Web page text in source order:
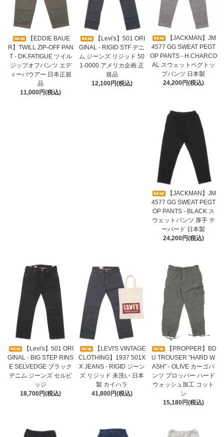
【EDDIE BAUE
R】TWILL ZIP-OFF PAN
T - DK.FATIGUE ツイル
ジップオフパンツ エデ
ィーバウアー 日本正規
品
11,000円(税込)
【Levi's】501 ORI
GINAL - RIGID STF デニ
ム ジーンズ リジッド 50
1-0000 アメリカ企画 正
規品
12,100円(税込)
【JACKMAN】JM
4577 GG SWEAT PEGT
OP PANTS - H.CHARCO
AL スウェットペグトッ
プパンツ 日本製
24,200円(税込)
【JACKMAN】JM
4577 GG SWEAT PEGT
OP PANTS - BLACK ス
ウェットパンツ 厚手 テ
ーパード 日本製
24,200円(税込)
【Levi's】501 ORI
GINAL - BIG STEP RINS
E SELVEDGE ブラック
デニム ジーンズ セルビ
ッジ
18,700円(税込)
【LEVI'S VINTAGE
CLOTHING】1937 501X
X JEANS - RIGID ジーン
ズ リジッド 未洗い 日本
製 カイハラ
41,800円(税込)
【PROPPER】BD
U TROUSER "HARD W
ASH" - OLIVE カーゴパ
ンツ プロッパー ハード
ウォッシュ加工 コット
ン
15,180円(税込)